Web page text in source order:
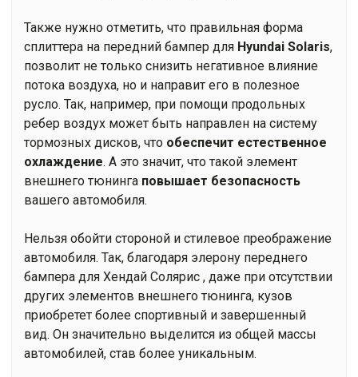
Также нужно отметить, что правильная форма
сплиттера на передний бампер для Hyundai Solaris,
позволит не только снизить негативное влияние
потока воздуха, но и направит его в полезное
русло. Так, например, при помощи продольных
ребер воздух может быть направлен на систему
тормозных дисков, что обеспечит естественное
охлаждение. А это значит, что такой элемент
внешнего тюнинга повышает безопасность
вашего автомобиля.
Нельзя обойти стороной и стилевое преображение
автомобиля. Так, благодаря элерону переднего
бампера для Хендай Солярис , даже при отсутствии
других элементов внешнего тюнинга, кузов
приобретет более спортивный и завершенный
вид. Он значительно выделится из общей массы
автомобилей, став более уникальным.